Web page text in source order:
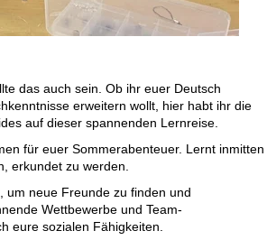
das auch sein. Ob ihr euer Deutsch
erweitern wollt, hier habt ihr die
auf dieser spannenden Lernreise.
für euer Sommerabenteuer. Lernt inmitten
erkundet zu werden.
um neue Freunde zu finden und
Wettbewerbe und Team-
eure sozialen Fähigkeiten.